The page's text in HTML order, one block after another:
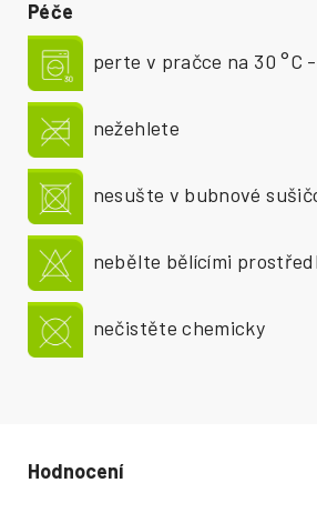
Péče
perte v pračce na 30 °C
nežehlete
nesušte v bubnové
nebělte bělícími
nečistěte chemicky